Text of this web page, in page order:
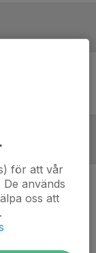
för att vår
används
oss att